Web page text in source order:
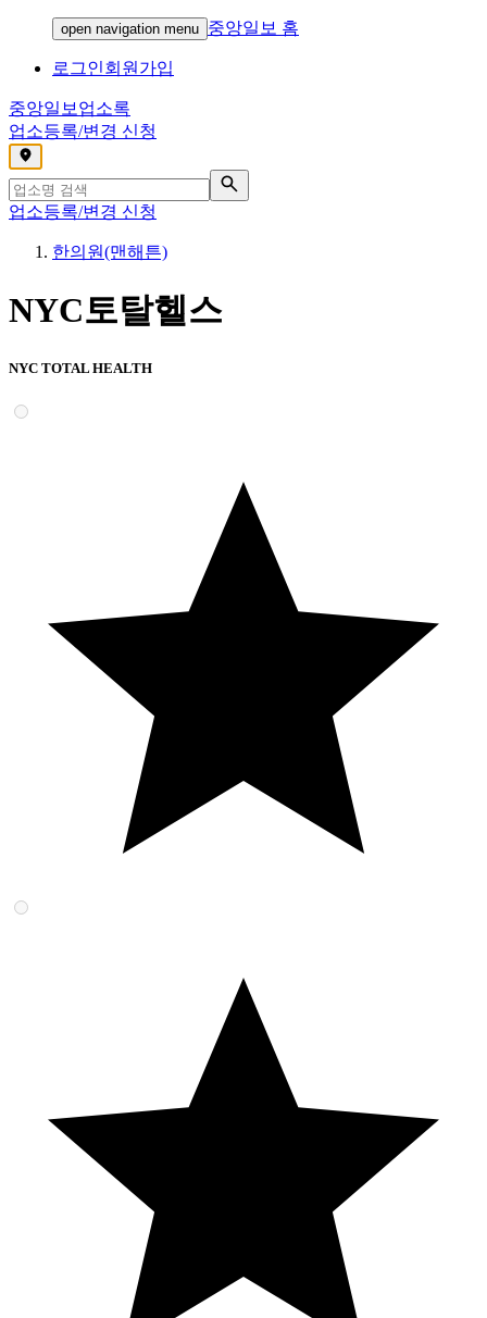
open navigation menu 중앙일보 홈
로그인회원가입
중앙일보 업소록
업소등록/변경 신청
,
업소등록/변경 신청
한의원(맨해튼)
NYC토탈헬스
NYC TOTAL HEALTH